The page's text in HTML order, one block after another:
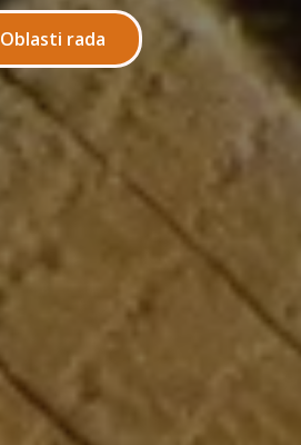
Oblasti rada